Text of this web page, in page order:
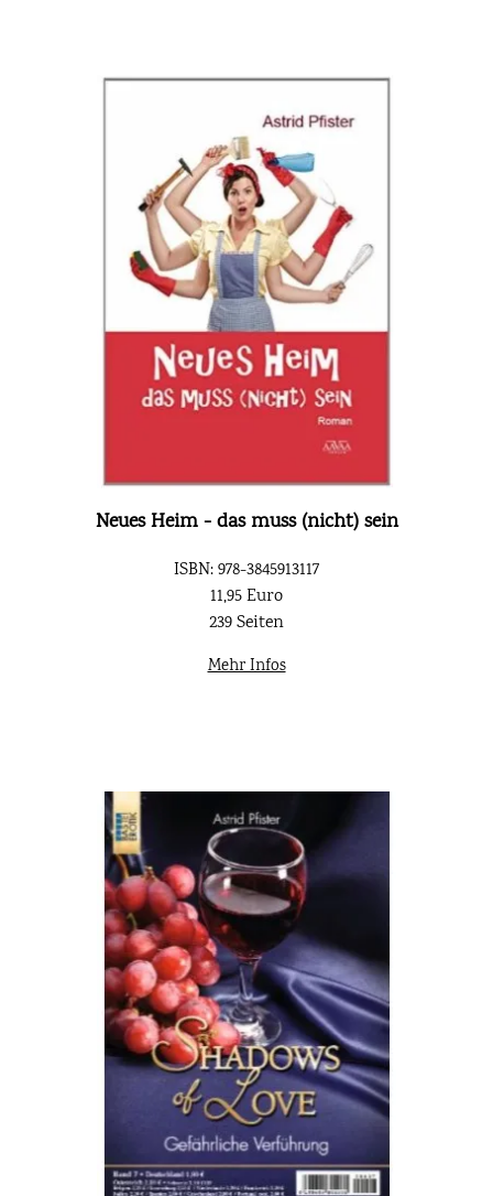
Neues Heim - das muss (nicht) sein
ISBN: 978-3845913117
11,95 Euro
239 Seiten
Mehr Infos